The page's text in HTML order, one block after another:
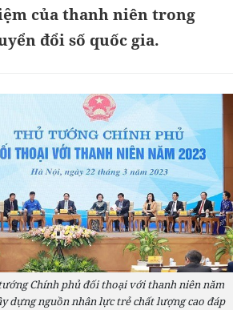
của thanh niên trong
đổi số quốc gia.
Chính phủ đối thoại với thanh niên năm
dựng nguồn nhân lực trẻ chất lượng cao đáp